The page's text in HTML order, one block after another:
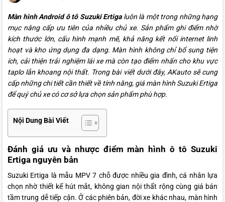
Màn hình Android ô tô Suzuki Ertigaluôn là một trong những hạng
mục nâng cấp ưu tiên của nhiều chủ xe. Sản phẩm ghi điểm nhờ
kích thước lớn, cấu hình mạnh mẽ, khả năng kết nối internet linh
hoạt và kho ứng dụng đa dạng. Màn hình không chỉ bổ sung tiện
ích, cải thiện trải nghiệm lái xe mà còn tạo điểm nhấn cho khu vực
taplo lẫn khoang nội thất. Trong bài viết dưới đây, AKauto sẽ cung
cấp những chi tiết cần thiết về tính năng, giá màn hình Suzuki Ertiga
để quý chủ xe có cơ sở lựa chọn sản phẩm phù hợp.
Nội Dung Bài Viết
Đánh giá ưu và nhược điểm màn hình ô tô Suzuki
Ertiga nguyên bản
Suzuki Ertiga là mẫu MPV 7 chỗ được nhiều gia đình, cá nhân lựa
chọn nhờ thiết kế hút mắt, không gian nội thất rộng cùng giá bán
tầm trung dễ tiếp cận. Ở các phiên bản, đời xe khác nhau, màn hình